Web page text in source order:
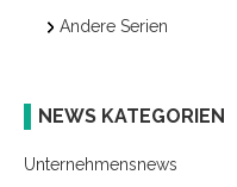
Andere Serien
NEWS KATEGORIEN
Unternehmensnews